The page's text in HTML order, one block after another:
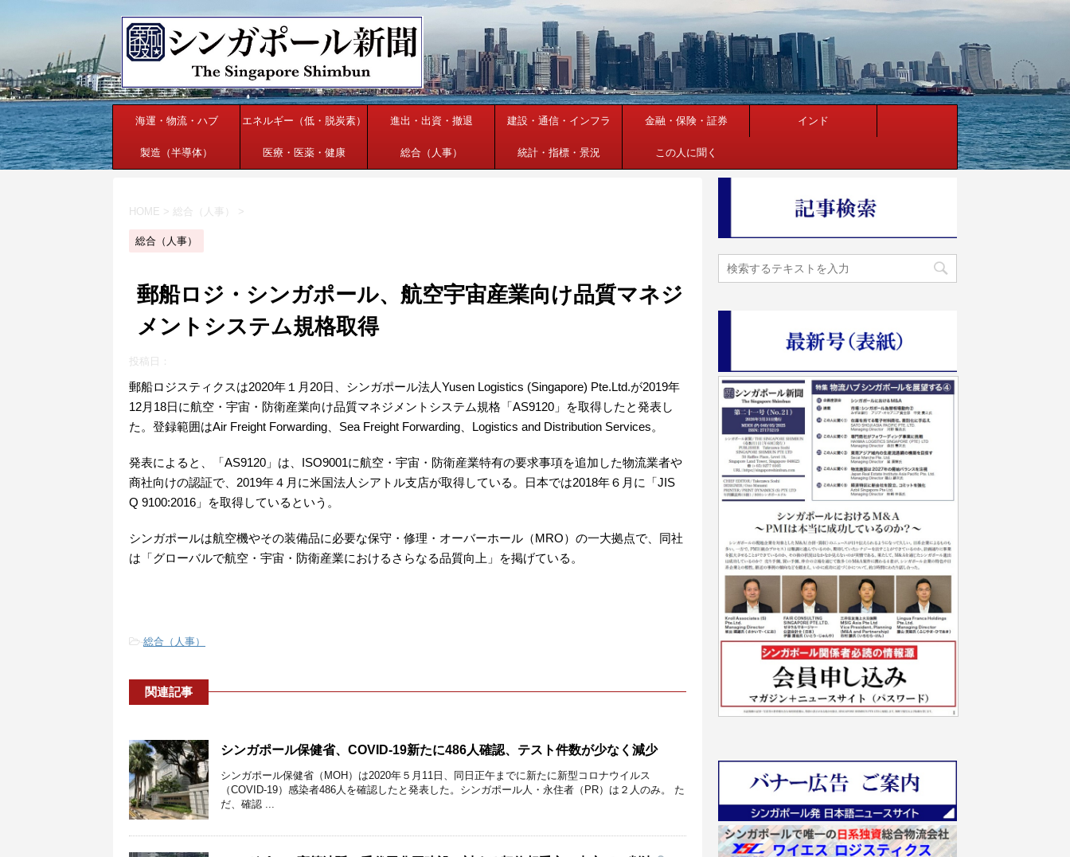
海運・物流・ハブ エネルギー（低・脱炭素） 進出・出資・撤退 建設・通信・インフラ 金融・保険・証券 インド
製造（半導体） 医療・医薬・健康 総合（人事） 統計・指標・景況 この人に聞く
HOME > 総合（人事） >
総合（人事）
郵船ロジ・シンガポール、航空宇宙産業向け品質マネジ
メントシステム規格取得
投稿日：
郵船ロジスティクスは2020年１月20日、シンガポール法人Yusen Logistics (Singapore) Pte.Ltd.が2019年
12月18日に航空・宇宙・防衛産業向け品質マネジメントシステム規格「AS9120」を取得したと発表し
た。登録範囲はAir Freight Forwarding、Sea Freight Forwarding、Logistics and Distribution Services。
発表によると、「AS9120」は、ISO9001に航空・宇宙・防衛産業特有の要求事項を追加した物流業者や
商社向けの認証で、2019年４月に米国法人シアトル支店が取得している。日本では2018年６月に「JIS
Q 9100:2016」を取得しているという。
シンガポールは航空機やその装備品に必要な保守・修理・オーバーホール（MRO）の一大拠点で、同社
は「グローバルで航空・宇宙・防衛産業におけるさらなる品質向上」を掲げている。
-総合（人事）
関連記事
シンガポール保健省、COVID-19新たに486人確認、テスト件数が少なく減少
シンガポール保健省（MOH）は2020年５月11日、同日正午までに新たに新型コロナウイルス
（COVID-19）感染者486人を確認したと発表した。シンガポール人・永住者（PR）は２人のみ。 た
だ、確認 ...